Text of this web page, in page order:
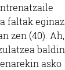
faltak eginaz
zen (40). Ah,
baldin
asko